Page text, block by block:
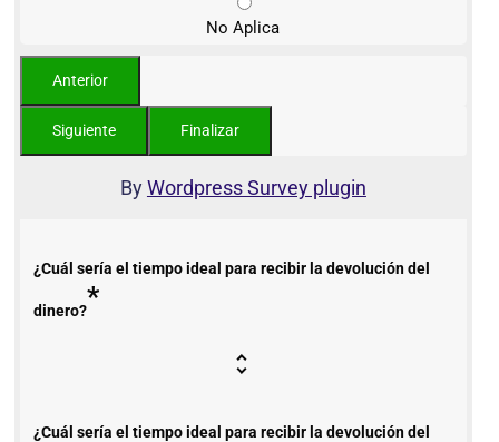
No Aplica
ByWordpress Survey plugin
¿Cuál sería el tiempo ideal para recibir la devolución del
dinero?*
¿Cuál sería el tiempo ideal para recibir la devolución del